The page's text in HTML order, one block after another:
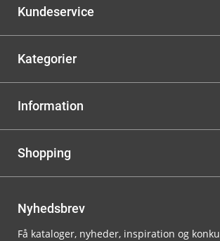
Kundeservice
Kategorier
Information
Shopping
Nyhedsbrev
Få kataloger, nyheder, inspiration og